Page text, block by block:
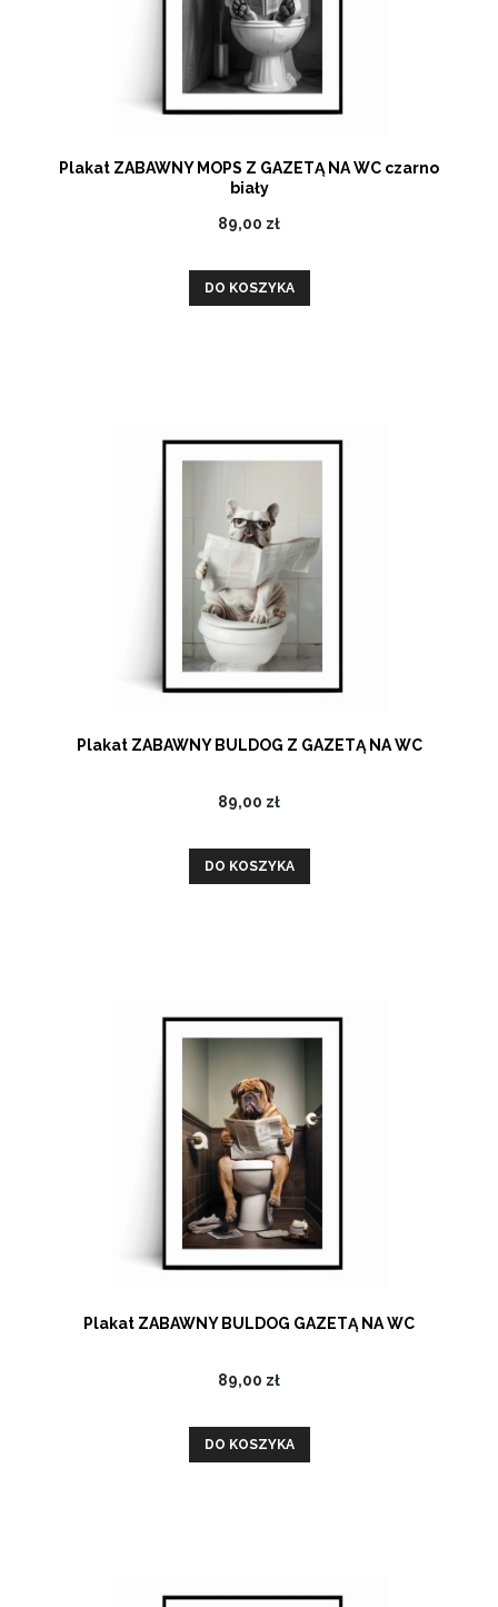
Plakat ZABAWNY MOPS Z GAZETĄ NA WC czarno
biały
89,00 zł
DO KOSZYKA
Plakat ZABAWNY BULDOG Z GAZETĄ NA WC
89,00 zł
DO KOSZYKA
Plakat ZABAWNY BULDOG GAZETĄ NA WC
89,00 zł
DO KOSZYKA